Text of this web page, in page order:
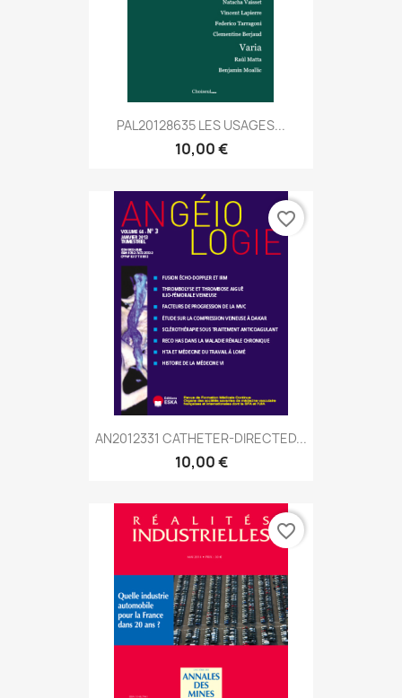
PAL20128635 LES USAGES...
10,00 €
AN2012331 CATHETER-DIRECTED...
10,00 €
favorite_border
favorite_border